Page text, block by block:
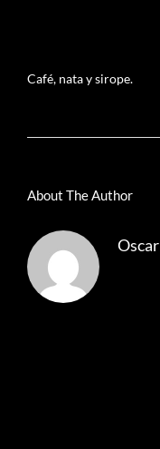
Café, nata y sirope.
About The Author
Oscar